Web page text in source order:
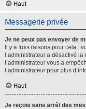
Haut
Messagerie privée
Je ne peux pas envoyer de
Il y a trois raisons pour cela :
l’administrateur a désactivé
l’administrateur vous a
l’administrateur pour plus
Haut
Je reçois sans arrêt des